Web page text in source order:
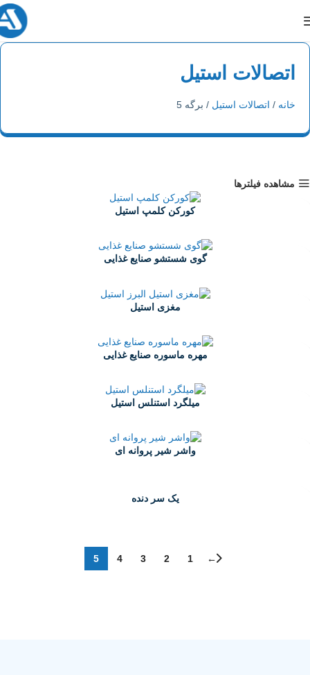
اتصالات استیل
خانه اتصالات استیل برگه 5
مشاهده فیلترها
کورکن کلمپ استیل
گوی شستشو صنایع غذایی
مغزی استیل
مهره ماسوره صنایع غذایی
میلگرد استنلس استیل
واشر شیر پروانه ای
یک سر دنده
←
1
2
3
4
5